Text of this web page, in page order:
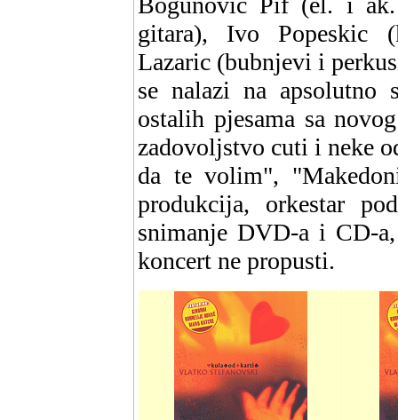
gitara), Ivo Popeskic
Lazaric (bubnjevi i
se nalazi na apsolutno
ostalih pjesama sa
zadovoljstvo cuti i neke
da te volim",
produkcija, orkestar
snimanje DVD-a i CD-
koncert ne propusti.